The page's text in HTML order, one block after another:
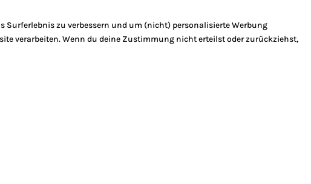
Surferlebnis zu verbessern und um (nicht) personalisierte Werbung
verarbeiten. Wenn du deine Zustimmung nicht erteilst oder zurückziehst,